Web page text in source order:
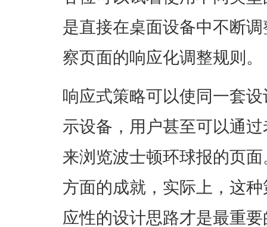
是直接在桌面设备中不断
察页面的响应化调整规则。
响应式策略可以使同一套
示设备，用户甚至可以通
来浏览波士顿环球报的页
方面的成就，实际上，这
应性的设计思路才是最重